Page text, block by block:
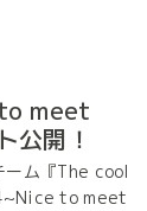
meet
公開！
ーム『The cool
to meet